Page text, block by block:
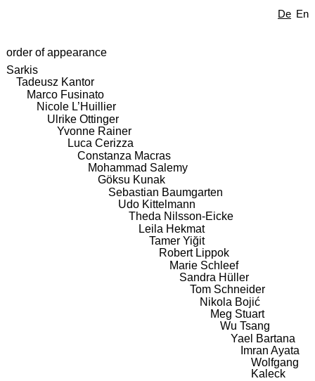
De En
order of appearance
Sarkis
Tadeusz Kantor
Marco Fusinato
Nicole L’Huillier
Ulrike Ottinger
Yvonne Rainer
Luca Cerizza
Constanza Macras
Mohammad Salemy
Göksu Kunak
Sebastian Baumgarten
Udo Kittelmann
Theda Nilsson-Eicke
Leila Hekmat
Tamer Yiğit
Robert Lippok
Marie Schleef
Sandra Hüller
Tom Schneider
Nikola Bojić
Meg Stuart
Wu Tsang
Yael Bartana
Imran Ayata
Wolfgang
Kaleck